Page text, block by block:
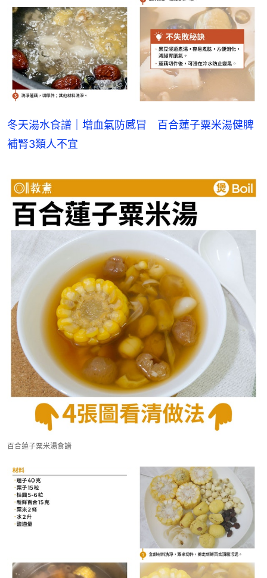
冬天湯水食譜｜增血氣防感冒　百合蓮子粟米湯健脾
補腎3類人不宜
百合蓮子粟米湯食譜